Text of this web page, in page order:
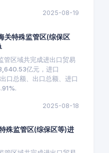
2025-08-19
特殊监管区(综保区
管区域共完成进出口贸易
亿元，进口
口总额、出口总额、进口
2025-08-18
殊监管区(综保区等)进